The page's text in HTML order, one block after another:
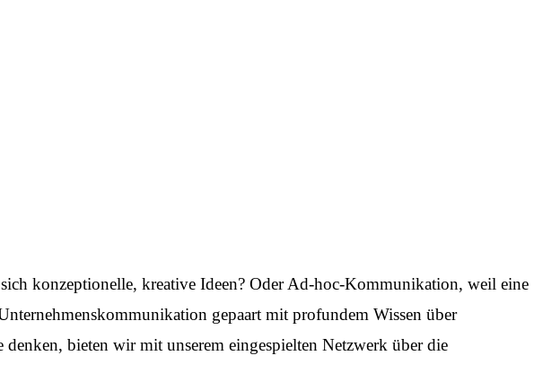
konzeptionelle, kreative Ideen? Oder Ad-hoc-Kommunikation, weil eine
gepaart mit profundem Wissen über
bieten wir mit unserem eingespielten Netzwerk über die